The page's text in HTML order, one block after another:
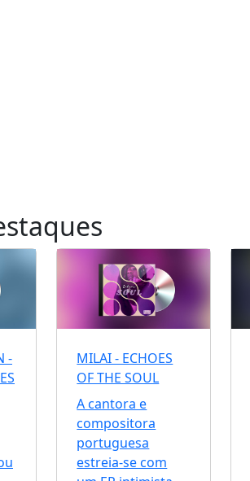
-
MILAI - ECHOES
OF THE SOUL
A cantora e
compositora
portuguesa
estreia-se com